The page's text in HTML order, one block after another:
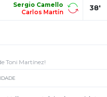
38'
Sergio Camello
Carlos Martín
Toni Martínez!